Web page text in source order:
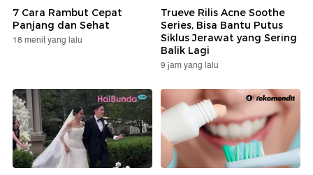
7 Cara Rambut Cepat
Panjang dan Sehat
18 menit yang lalu
Trueve Rilis Acne Soothe
Series, Bisa Bantu Putus
Siklus Jerawat yang Sering
Balik Lagi
9 jam yang lalu